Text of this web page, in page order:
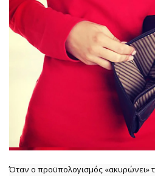
Όταν ο προϋπολογισμός «ακυρώνει»